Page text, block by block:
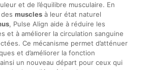
et de l’équilibre musculaire. En
musclesà leur état naturel
, Pulse Align aide à réduire les
et à améliorer la circulation sanguine
Ce mécanisme permet d’atténuer
et d’améliorer la fonction
un nouveau départ pour ceux qui